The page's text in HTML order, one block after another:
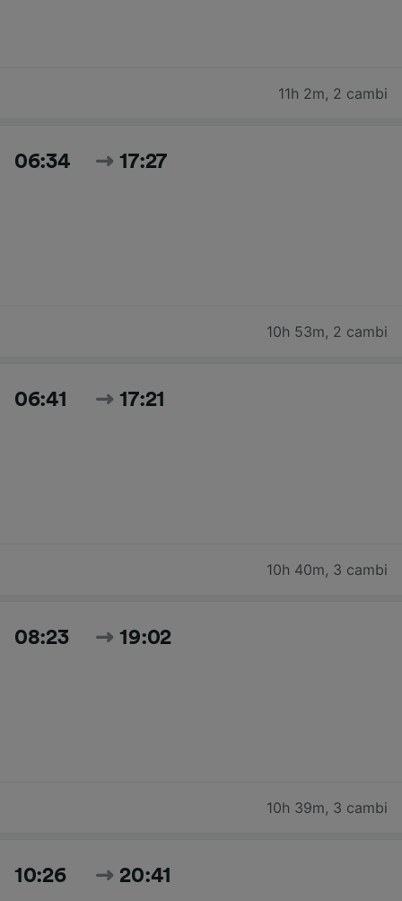
11h 2m, 2 cambi
06:34 17:27
10h 53m, 2 cambi
06:41 17:21
10h 40m, 3 cambi
08:23 19:02
10h 39m, 3 cambi
10:26 20:41